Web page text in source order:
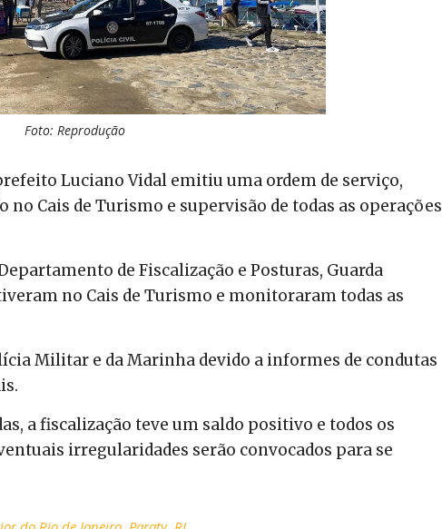
Foto: Reprodução
Luciano Vidal emitiu uma ordem de serviço,
Cais de Turismo e supervisão de todas as operações
de Fiscalização e Posturas, Guarda
no Cais de Turismo e monitoraram todas as
Militar e da Marinha devido a informes de condutas
a fiscalização teve um saldo positivo e todos os
irregularidades serão convocados para se